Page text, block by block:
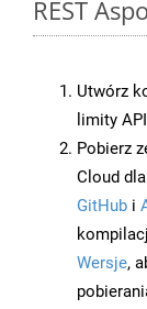
REST
Utwórz
limity
Pobierz
Cloud
GitHub i
Wersje,